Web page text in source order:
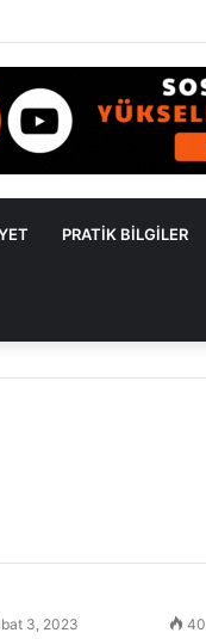
Yöntemleri
PRATIK BILGILER
3, 2023 40